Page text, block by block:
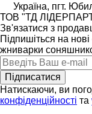
Україна, пгт.
ТОВ "ТД
Зв'язатися з
Підпишіться на
жниварки
Підписатися
Натискаючи, ви
конфіденційності та